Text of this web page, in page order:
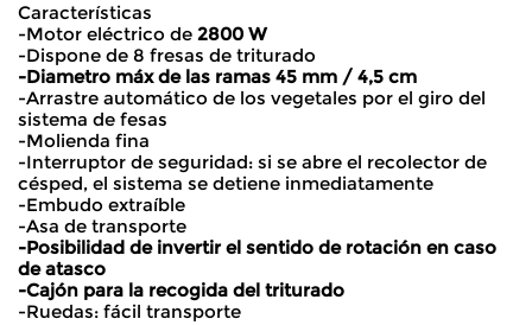
Características
-Motor eléctrico de 2800 W
-Dispone de 8 fresas de triturado
-Diametro máx de las ramas 45 mm / 4,5 cm
-Arrastre automático de los vegetales por el giro del
sistema de fesas
-Molienda fina
-Interruptor de seguridad: si se abre el recolector de
césped, el sistema se detiene inmediatamente
-Embudo extraíble
-Asa de transporte
-Posibilidad de invertir el sentido de rotación en caso
de atasco
-Cajón para la recogida del triturado
-Ruedas: fácil transporte